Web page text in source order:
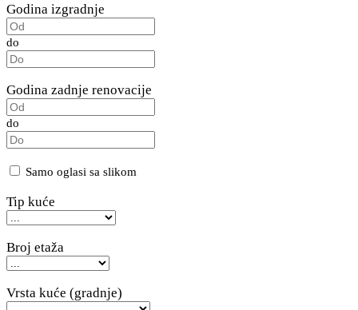
Godina izgradnje
do
Godina zadnje renovacije
do
Samo oglasi sa slikom
Tip kuće
Broj etaža
Vrsta kuće (gradnje)